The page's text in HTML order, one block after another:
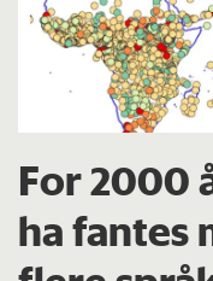
For 2000
ha fantes